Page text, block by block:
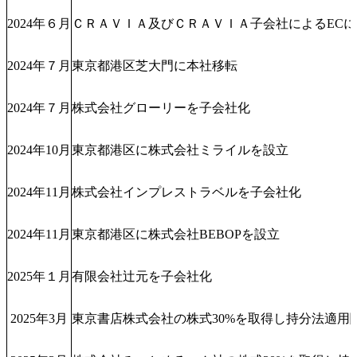
2024年６月 ＣＲＡＶＩＡ及びＣＲＡＶＩＡ子会社によるEC
2024年７月 東京都港区芝大門に本社移転
2024年７月 株式会社グローリーを子会社化
2024年10月 東京都港区に株式会社ミライルを設立
2024年11月 株式会社インプレストラベルを子会社化
2024年11月 東京都港区に株式会社BEBOPを設立
2025年１月 有限会社辻元を子会社化
2025年3月 東京書店株式会社の株式30%を取得し持分法適用